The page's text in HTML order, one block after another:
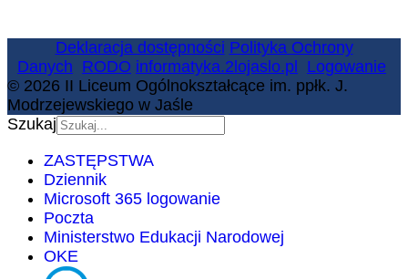
Deklaracja dostępności Polityka Ochrony
Danych RODO informatyka.2lojaslo.pl
Logowanie
© 2026 II Liceum Ogólnokształcące im. ppłk. J.
Modrzejewskiego w Jaśle
Szukaj
ZASTĘPSTWA
Dziennik
Microsoft 365 logowanie
Poczta
Ministerstwo Edukacji Narodowej
OKE